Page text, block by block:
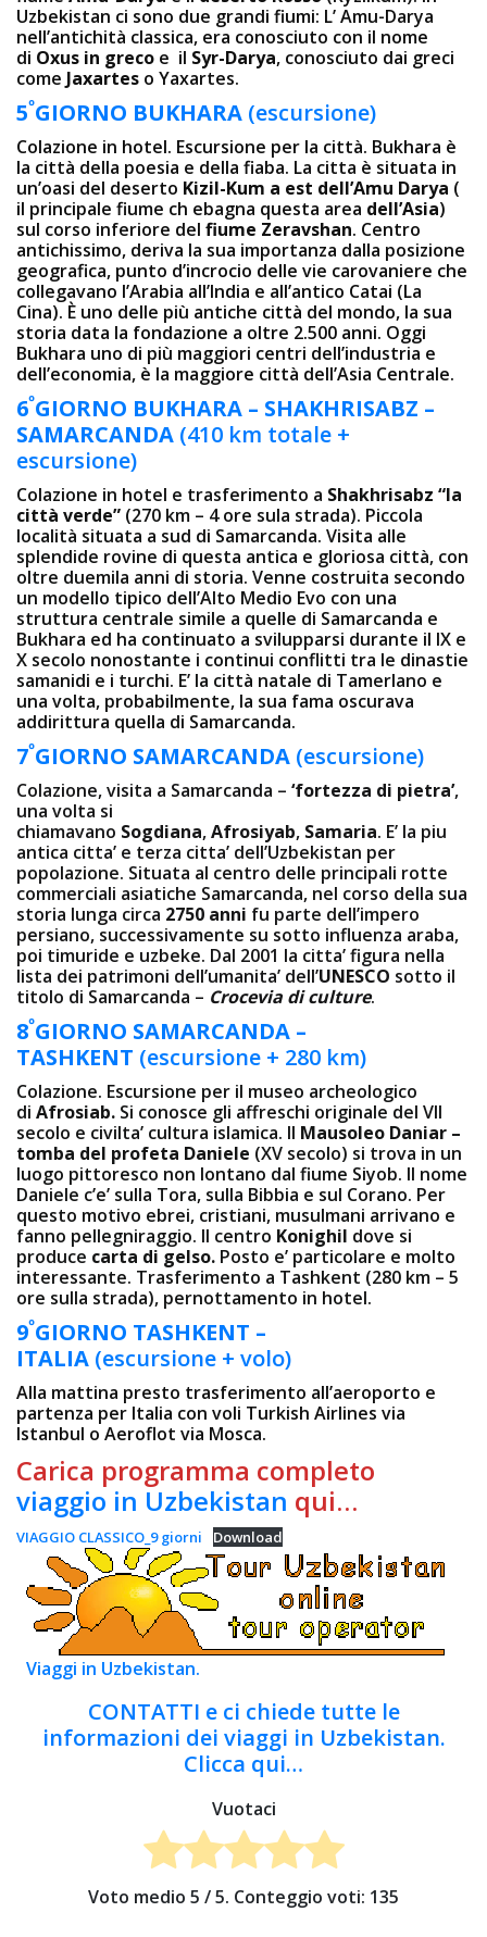
Uzbekistan ci sono due grandi fiumi: L’ Amu-Darya
nell’antichità classica, era conosciuto con il nome
di Oxus in greco e il Syr-Darya, conosciuto dai greci
come Jaxartes o Yaxartes.
5ºGIORNO BUKHARA (escursione)
Colazione in hotel. Escursione per la città. Bukhara è
la città della poesia e della fiaba. La cittа è situata in
un’oasi del deserto Kizil-Kum a est dell’Amu Darya (
il principale fiume ch ebagna questa area dell’Asia)
sul corso inferiore del fiume Zeravshan. Centro
antichissimo, deriva la sua importanza dalla posizione
geografica, punto d’incrocio delle vie carovaniere che
collegavano l’Arabia all’India e all’antico Catai (La
Cina). È uno delle più antiche città del mondo, la sua
storia data la fondazione a oltre 2.500 anni. Oggi
Bukhara uno di più maggiori centri dell’industria e
dell’economia, è la maggiore città dell’Asia Centrale.
6ºGIORNO BUKHARA – SHAKHRISABZ –
SAMARCANDA (410 km totale +
escursione)
Colazione in hotel e trasferimento a Shakhrisabz “la
città verde” (270 km – 4 ore sula strada). Piccola
località situata a sud di Samarcanda. Visita alle
splendide rovine di questa antica e gloriosa città, con
oltre duemila anni di storia. Venne costruita secondo
un modello tipico dell’Alto Medio Evo con una
struttura centrale simile a quelle di Samarcanda e
Bukhara ed ha continuato a svilupparsi durante il IX e
X secolo nonostante i continui conflitti tra le dinastie
samanidi e i turchi. E’ la città natale di Tamerlano e
una volta, probabilmente, la sua fama oscurava
addirittura quella di Samarcanda.
7ºGIORNO SAMARCANDA (escursione)
Colazione, visita a Samarcanda – ‘fortezza di pietra’,
una volta si
chiamavano Sogdiana,Afrosiyab, Samaria. E’ la piu
antica citta’ e terza citta’ dell’Uzbekistan per
popolazione. Situata al centro delle principali rotte
commerciali asiatiche Samarcanda, nel corso della sua
storia lunga circa 2750 anni fu parte dell’impero
persiano, successivamente su sotto influenza araba,
poi timuride e uzbeke. Dal 2001 la citta’ figura nella
lista dei patrimoni dell’umanita’ dell’UNESCO sotto il
titolo di Samarcanda – Crocevia di culture.
8ºGIORNO SAMARCANDA –
TASHKENT (escursione + 280 km)
Colazione. Escursione per il museo archeologico
di Afrosiab. Si conosce gli affreschi originale del VII
secolo e civilta’ cultura islamica. Il Mausoleo Daniar –
tomba del profeta Daniele (XV secolo) si trova in un
luogo pittoresco non lontano dal fiume Siyob. Il nome
Daniele c’e’ sulla Tora, sulla Bibbia e sul Corano. Per
questo motivo ebrei, cristiani, musulmani arrivano e
fanno pellegniraggio. Il centro Konighil dove si
produce carta di gelso. Posto e’ particolare e molto
interessante. Trasferimento a Tashkent (280 km – 5
ore sulla strada), pernottamento in hotel.
9ºGIORNO TASHKENT –
ITALIA (escursione + volo)
Alla mattina presto trasferimento all’aeroporto e
partenza per Italia con voli Turkish Airlines via
Istanbul o Aeroflot via Mosca.
Carica programma completo
viaggio in Uzbekistan qui…
VIAGGIO CLASSICO_9 giorni Download
Viaggi in Uzbekistan.
CONTATTI e ci chiede tutte le
informazioni dei viaggi in Uzbekistan.
Clicca qui…
Vuotaci
Voto medio 5 / 5. Conteggio voti: 135